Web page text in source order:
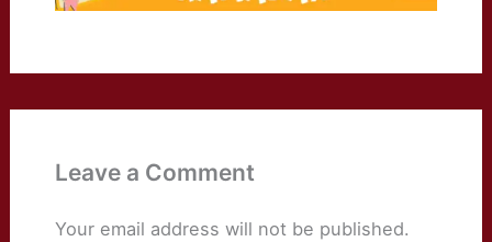
Leave a Comment
Your email address will not be published.